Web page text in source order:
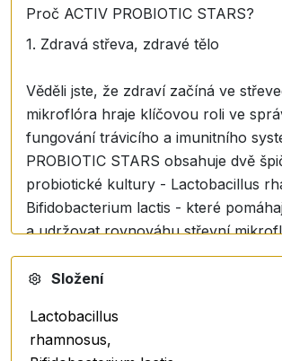
Proč ACTIV PROBIOTIC STARS?
1. Zdravá střeva, zdravé tělo
Věděli jste, že zdraví začíná ve
mikroflóra hraje klíčovou roli ve
fungování trávicího a imunitního
PROBIOTIC STARS obsahuje dvě
probiotické kultury - Lactobacillus
Bifidobacterium lactis - které
a udržovat rovnováhu střevní
Výsledek? Lepší trávení, méně
problémů a celkově zdravější tělo!
Každý rodič touží po tom, aby jeho
Složení
Lactobacillus
rhamnosus,